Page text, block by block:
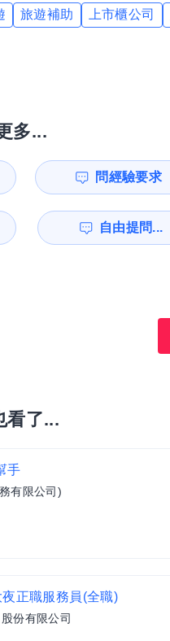
旅遊補助 上市櫃公司
多...
問經驗要求
自由提問...
看了...
手
有限公司)
正職服務員(全職)
份有限公司